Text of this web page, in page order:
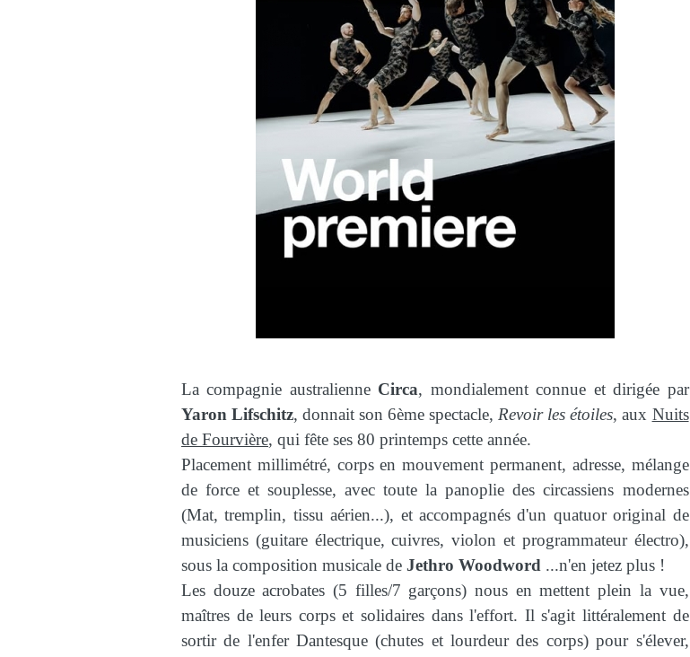
La compagnie australienne Circa, mondialement connue et dirigée par
Yaron Lifschitz, donnait son 6ème spectacle, Revoir les étoiles, aux Nuits
de Fourvière, qui fête ses 80 printemps cette année.
Placement millimétré, corps en mouvement permanent, adresse, mélange
de force et souplesse, avec toute la panoplie des circassiens modernes
(Mat, tremplin, tissu aérien...), et accompagnés d'un quatuor original de
musiciens (guitare électrique, cuivres, violon et programmateur électro),
sous la composition musicale de Jethro Woodword ...n'en jetez plus !
Les douze acrobates (5 filles/7 garçons) nous en mettent plein la vue,
maîtres de leurs corps et solidaires dans l'effort. Il s'agit littéralement de
sortir de l'enfer Dantesque (chutes et lourdeur des corps) pour s'élever,